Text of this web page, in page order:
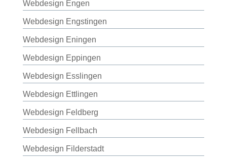
Webdesign Engen
Webdesign Engstingen
Webdesign Eningen
Webdesign Eppingen
Webdesign Esslingen
Webdesign Ettlingen
Webdesign Feldberg
Webdesign Fellbach
Webdesign Filderstadt